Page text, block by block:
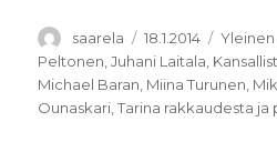
Kirjoittaja
saarela Julkaistu
18.1.2014 Yleinen
Peltonen ,Juhani Laitala
Michael Baran Miina Turunen
Ounaskari ,Tarina rakkaudesta ja